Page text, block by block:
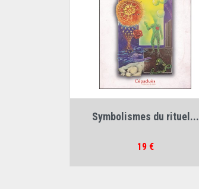
Symbolismes du rituel...
Prix
19 €